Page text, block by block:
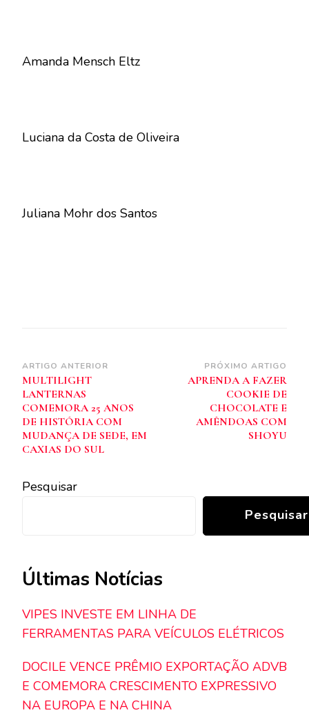
Amanda Mensch Eltz
Luciana da Costa de Oliveira
Juliana Mohr dos Santos
Navegação
de
post
ARTIGO ANTERIOR
MULTILIGHT
LANTERNAS
COMEMORA 25 ANOS
DE HISTÓRIA COM
MUDANÇA DE SEDE, EM
CAXIAS DO SUL
PRÓXIMO ARTIGO
APRENDA A FAZER
COOKIE DE
CHOCOLATE E
AMÊNDOAS COM
SHOYU
Pesquisar
Pesquisar
Últimas Notícias
VIPES INVESTE EM LINHA DE
FERRAMENTAS PARA VEÍCULOS ELÉTRICOS
DOCILE VENCE PRÊMIO EXPORTAÇÃO ADVB
E COMEMORA CRESCIMENTO EXPRESSIVO
NA EUROPA E NA CHINA